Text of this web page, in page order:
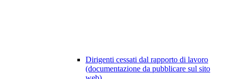
Dirigenti cessati dal rapporto di lavoro
(documentazione da pubblicare sul sito